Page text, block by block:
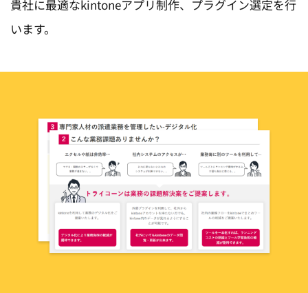
貴社に最適なkintoneアプリ制作、プラグイン選定を行
います。